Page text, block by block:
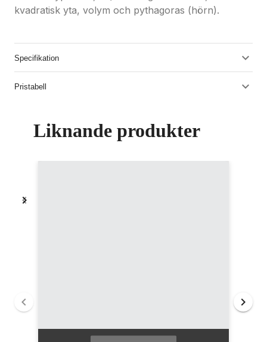
kvadratisk yta, volym och pythagoras (hörn).
Specifikation
Pristabell
Liknande produkter